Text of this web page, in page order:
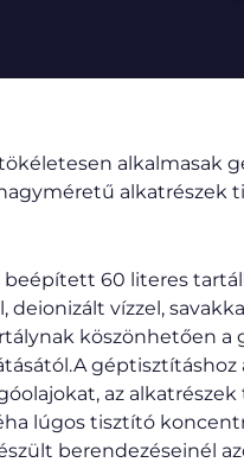
alkalmasak
alkatrészek
60 literes
deionizált vízzel,
köszönhetően a
az
lúgos tisztító
berendezéseinél